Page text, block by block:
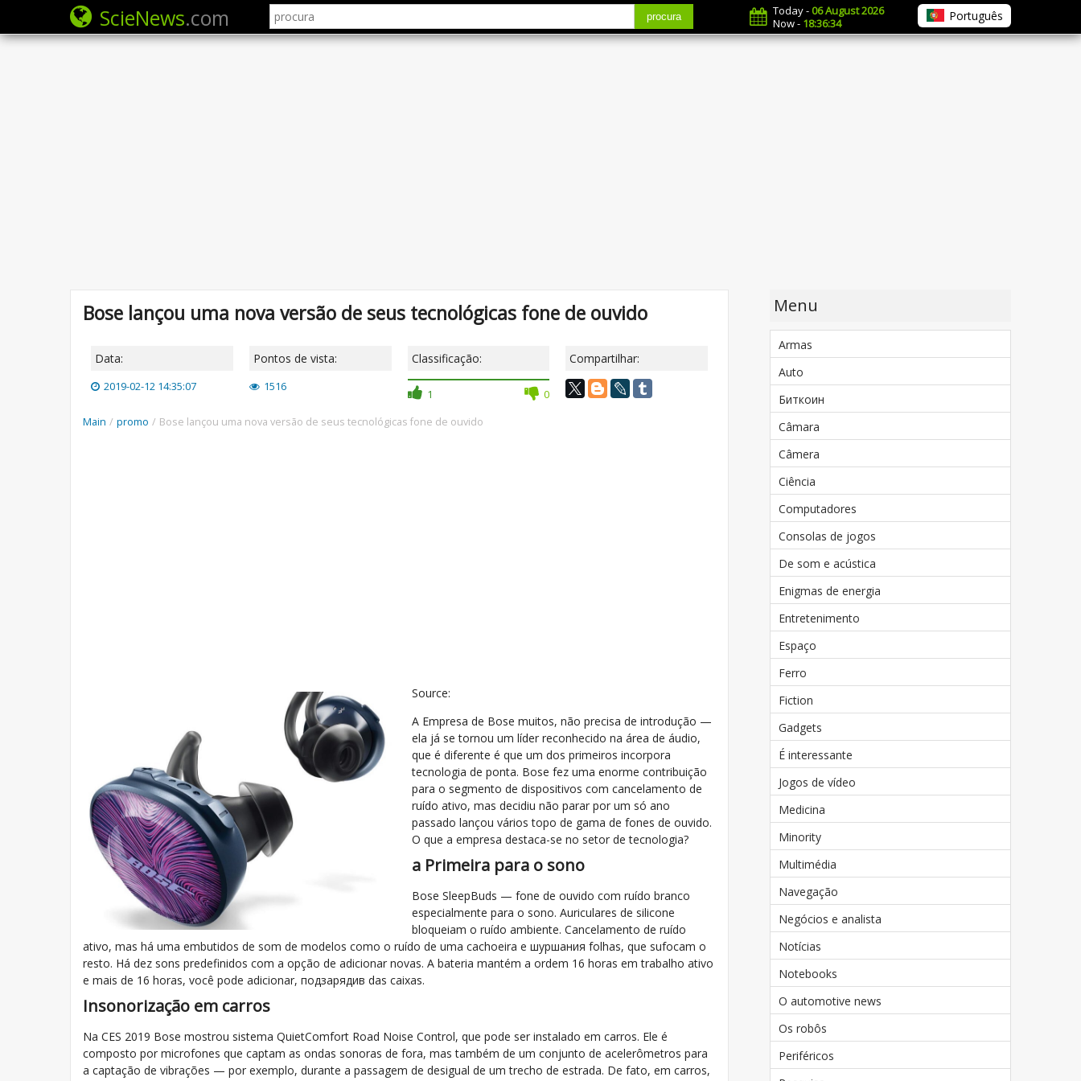
ScieNews.com procura Today -06 August 2026
Now - 18:36:35 Português
Bose lançou uma nova versão de seus tecnológicas fone de ouvido
Data:
2019-02-12 14:35:07
Pontos de vista:
1516
Classificação:
1 0
Compartilhar:
Main / promo / Bose lançou uma nova versão de seus tecnológicas fone de ouvido
Source:
A Empresa de Bose muitos, não precisa de introdução —
ela já se tornou um líder reconhecido na área de áudio,
que é diferente é que um dos primeiros incorpora
tecnologia de ponta. Bose fez uma enorme contribuição
para o segmento de dispositivos com cancelamento de
ruído ativo, mas decidiu não parar por um só ano
passado lançou vários topo de gama de fones de ouvido.
O que a empresa destaca-se no setor de tecnologia?
a Primeira para o sono
Bose SleepBuds — fone de ouvido com ruído branco
especialmente para o sono. Auriculares de silicone
bloqueiam o ruído ambiente. Cancelamento de ruído
ativo, mas há uma embutidos de som de modelos como o ruído de uma cachoeira e шуршания folhas, que sufocam o
resto. Há dez sons predefinidos com a opção de adicionar novas. A bateria mantém a ordem 16 horas em trabalho ativo
e mais de 16 horas, você pode adicionar, подзарядив das caixas.
Insonorização em carros
Na CES 2019 Bose mostrou sistema QuietComfort Road Noise Control, que pode ser instalado em carros. Ele é
composto por microfones que captam as ondas sonoras de fora, mas também de um conjunto de acelerômetros para
a captação de vibrações — por exemplo, durante a passagem de desigual de um trecho de estrada. De fato, em carros,
Menu
Armas
Auto
Биткоин
Câmara
Câmera
Ciência
Computadores
Consolas de jogos
De som e acústica
Enigmas de energia
Entretenimento
Espaço
Ferro
Fiction
Gadgets
É interessante
Jogos de vídeo
Medicina
Minority
Multimédia
Navegação
Negócios e analista
Notícias
Notebooks
O automotive news
Os robôs
Periféricos